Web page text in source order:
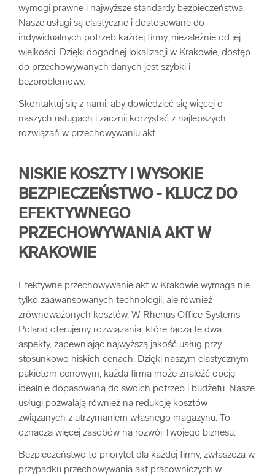
wymogi prawne i najwyższe standardy bezpieczeństwa.
Nasze usługi są elastyczne i dostosowane do
indywidualnych potrzeb każdej firmy, niezależnie od jej
wielkości. Dzięki dogodnej lokalizacji w Krakowie, dostęp
do przechowywanych danych jest szybki i
bezproblemowy.
Skontaktuj się z nami, aby dowiedzieć się więcej o
naszych usługach i zacznij korzystać z najlepszych
rozwiązań w przechowywaniu akt.
NISKIE KOSZTY I WYSOKIE
BEZPIECZEŃSTWO - KLUCZ DO
EFEKTYWNEGO
PRZECHOWYWANIA AKT W
KRAKOWIE
Efektywne przechowywanie akt w Krakowie wymaga nie
tylko zaawansowanych technologii, ale również
zrównoważonych kosztów. W Rhenus Office Systems
Poland oferujemy rozwiązania, które łączą te dwa
aspekty, zapewniając najwyższą jakość usług przy
stosunkowo niskich cenach. Dzięki naszym elastycznym
pakietom cenowym, każda firma może znaleźć opcję
idealnie dopasowaną do swoich potrzeb i budżetu. Nasze
usługi pozwalają również na redukcję kosztów
związanych z utrzymaniem własnego magazynu. To
oznacza więcej zasobów na rozwój Twojego biznesu.
Bezpieczeństwo to priorytet dla każdej firmy, zwłaszcza w
przypadku przechowywania akt pracowniczych w